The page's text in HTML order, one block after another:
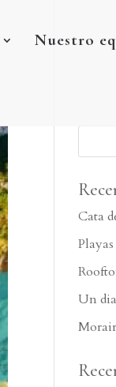
Nuestro
Cata
Un